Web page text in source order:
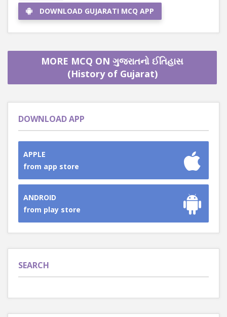
DOWNLOAD GUJARATI MCQ APP
MORE MCQ ON ગુજરાતનો ઈતિહાસ
(History of Gujarat)
DOWNLOAD APP
APPLE
from app store
ANDROID
from play store
SEARCH